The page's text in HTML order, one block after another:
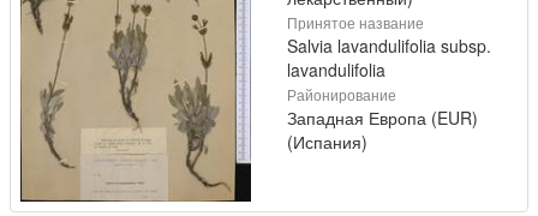
Принятое название
Salvia lavandulifolia subsp.
lavandulifolia
Районирование
Западная Европа (EUR)
(Испания)